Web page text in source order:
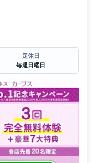
定休日
毎週日曜日